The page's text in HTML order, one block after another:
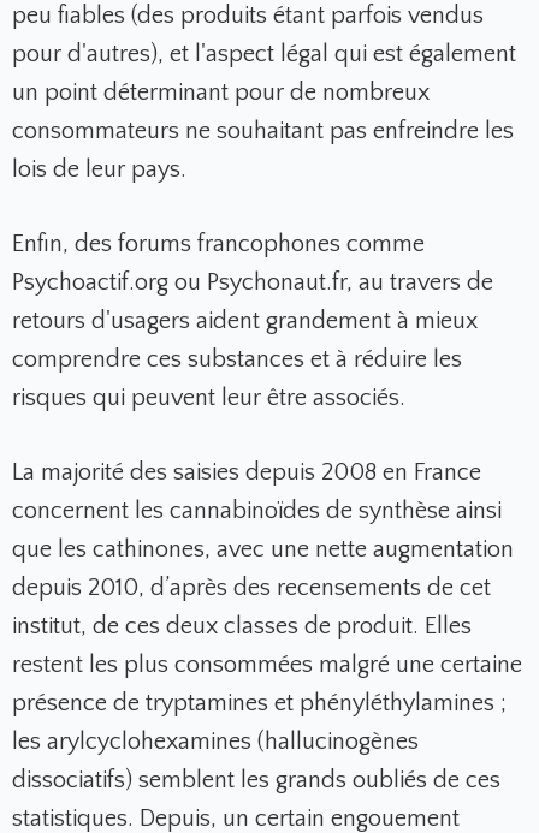
peu fiables (des produits étant parfois vendus
pour d'autres), et l'aspect légal qui est également
un point déterminant pour de nombreux
consommateurs ne souhaitant pas enfreindre les
lois de leur pays.
Enfin, des forums francophones comme
Psychoactif.org ou Psychonaut.fr, au travers de
retours d'usagers aident grandement à mieux
comprendre ces substances et à réduire les
risques qui peuvent leur être associés.
La majorité des saisies depuis 2008 en France
concernent les cannabinoïdes de synthèse ainsi
que les cathinones, avec une nette augmentation
depuis 2010, d’après des recensements de cet
institut, de ces deux classes de produit. Elles
restent les plus consommées malgré une certaine
présence de tryptamines et phényléthylamines ;
les arylcyclohexamines (hallucinogènes
dissociatifs) semblent les grands oubliés de ces
statistiques. Depuis, un certain engouement